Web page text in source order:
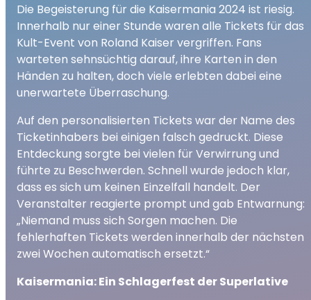
Die Begeisterung für die Kaisermania 2024 ist riesig.
Innerhalb nur einer Stunde waren alle Tickets für das
Kult-Event von Roland Kaiser vergriffen. Fans
warteten sehnsüchtig darauf, ihre Karten in den
Händen zu halten, doch viele erlebten dabei eine
unerwartete Überraschung.
Auf den personalisierten Tickets war der Name des
Ticketinhabers bei einigen falsch gedruckt. Diese
Entdeckung sorgte bei vielen für Verwirrung und
führte zu Beschwerden. Schnell wurde jedoch klar,
dass es sich um keinen Einzelfall handelt. Der
Veranstalter reagierte prompt und gab Entwarnung:
„Niemand muss sich Sorgen machen. Die
fehlerhaften Tickets werden innerhalb der nächsten
zwei Wochen automatisch ersetzt.“
Kaisermania: Ein Schlagerfest der Superlative